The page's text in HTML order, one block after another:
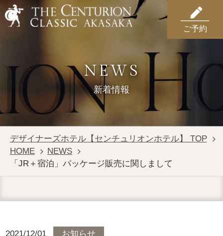
ご予約
NEWS
新着情報
デザイナーズホテル【センチュリオンホテル】 TOP
HOME
NEWS
「JR＋宿泊」パッケージ販売に関しまして
2021/12/01 お知らせ